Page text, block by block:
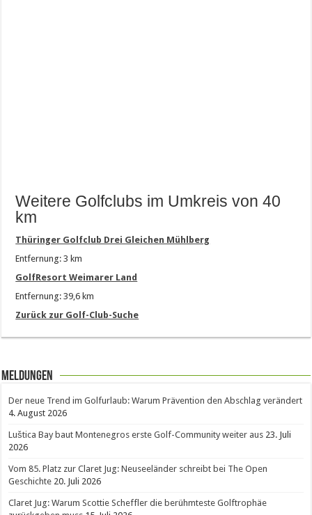
Weitere Golfclubs im Umkreis von 40
km
Thüringer Golfclub Drei Gleichen Mühlberg
Entfernung: 3 km
GolfResort Weimarer Land
Entfernung: 39,6 km
Zurück zur Golf-Club-Suche
Meldungen
Der neue Trend im Golfurlaub: Warum Prävention den Abschlag verändert
4. August 2026
Luštica Bay baut Montenegros erste Golf-Community weiter aus 23. Juli
2026
Vom 85. Platz zur Claret Jug: Neuseeländer schreibt bei The Open
Geschichte 20. Juli 2026
Claret Jug: Warum Scottie Scheffler die berühmteste Golftrophäe